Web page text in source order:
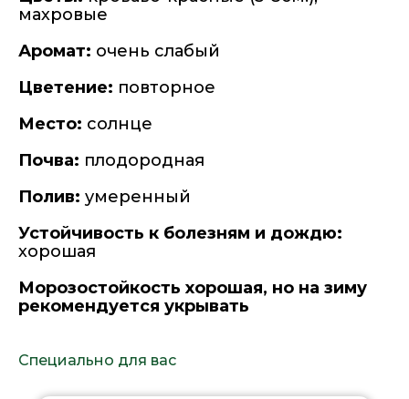
махровые
Аромат: очень слабый
Цветение: повторное
Место: солнце
Почва: плодородная
Полив: умеренный
Устойчивость к болезням и дождю:
хорошая
Морозостойкость хорошая, но на зиму
рекомендуется укрывать
Специально для вас